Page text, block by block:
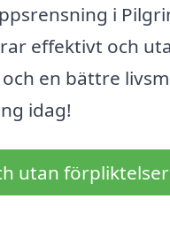
i
effektivt och
en bättre
idag!
utan förpliktelser